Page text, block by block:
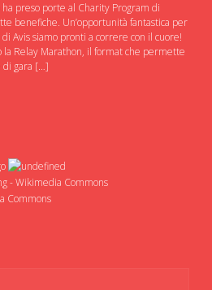
ha preso porte al Charity Program di
benefiche. Un’opportunità fantastica per
Avis siamo pronti a correre con il cuore!
la Relay Marathon, il format che permette
di gara […]